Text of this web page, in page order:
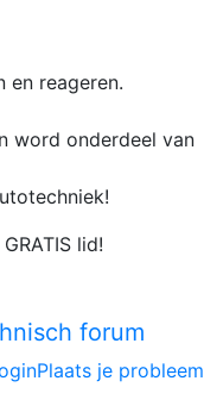
en reageren.
word onderdeel van
lid!
Plaats je probleem